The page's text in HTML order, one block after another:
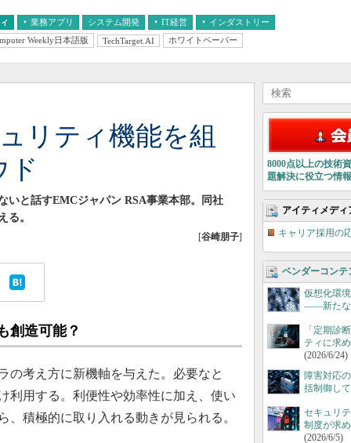
業務アプリ システム開発 IT経営
経営とIT
インダストリー
医療IT
Weekly日本語版 TechTarget.AI ホワイトペーパー
リティ機能を組
ド
いと話すEMCジャパン RSA事業本部。同社
る。
[谷崎朋子]
創造可能？
の考え方に新機軸を与えた。必要なと
利用する。利便性や効率性に加え、使い
積極的に取り入れる動きが見られる。
8000点以上の技術
題解決に役立つ情
アイティメデ
キャリア採用の
ベンダーコンテ
仮想化環
――新たな
「定期診
ティに求
(2026/6/24)
障害対応
括制御し
セキュリ
制度が求
(2026/6/5)